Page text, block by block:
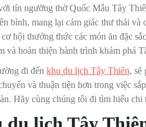
tín ngưỡng thờ Quốc Mẫu Tây
bình, mang lại cảm giác thư thái
hội thưởng thức các món ăn đặc
và hoàn thiện hành trình khám phá
đi đến khu du lịch Tây Thiên, sẽ
và thuận tiện hơn trong việc
Hãy cùng chúng tôi đi tìm hiểu